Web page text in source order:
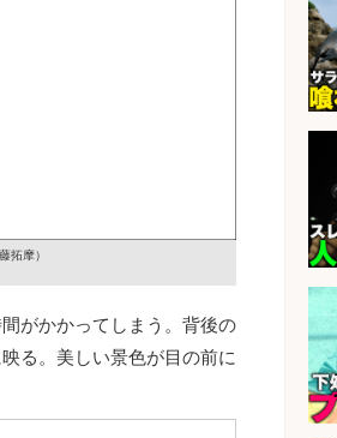
拓摩）
がかかってしまう。背後の
る。美しい景色が目の前に